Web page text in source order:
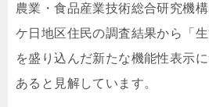
農業・食品産業技術総合研究機
ケ日地区住民の調査結果から「
を盛り込んだ新たな機能性表示
あると見解しています。